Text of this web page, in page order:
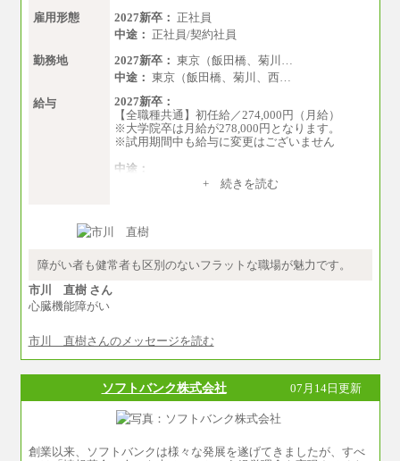
雇用形態
2027新卒： 正社員
中途： 正社員/契約社員
勤務地
2027新卒： 東京（飯田橋、菊川…
中途： 東京（飯田橋、菊川、西…
給与
2027新卒：
【全職種共通】初任給／274,000円（月給）
※大学院卒は月給が278,000円となります。
※試用期間中も給与に変更はございません
中途：
（１）～（４）274,000円（月給）～
※業務内容・勤務形態に応じて、上記給与の範
※試用期間中も給与に変更はございません
+ 続きを読む
障がい者も健常者も区別のないフラットな職場が魅力です。
市川 直樹 さん
心臓機能障がい
市川 直樹さんのメッセージを読む
ソフトバンク株式会社 07月14日更新
創業以来、ソフトバンクは様々な発展を遂げてきましたが、すべ